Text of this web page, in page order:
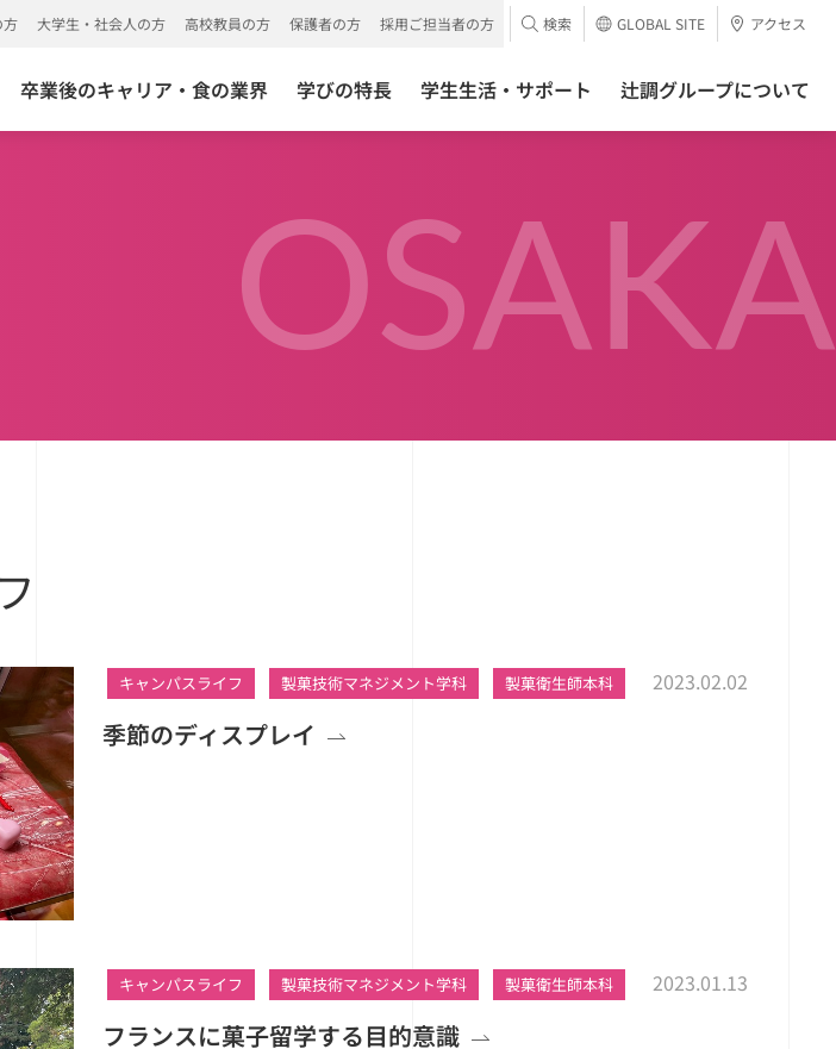
卒業後のキャリア・食の業界 学びの特長 学生生活・サポート 辻調グループについて
方 大学生・社会人の方 高校教員の方 保護者の方 採用ご担当者の方 検索 GLOBAL SITE アクセス
OSAKA
キャンパスライフ 製菓技術マネジメント学科 製菓衛生師本科 2023.02.02
季節のディスプレイ
キャンパスライフ 製菓技術マネジメント学科 製菓衛生師本科 2023.01.13
フランスに菓子留学する目的意識